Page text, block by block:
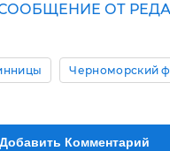
ОТ
Черноморский
Комментарий